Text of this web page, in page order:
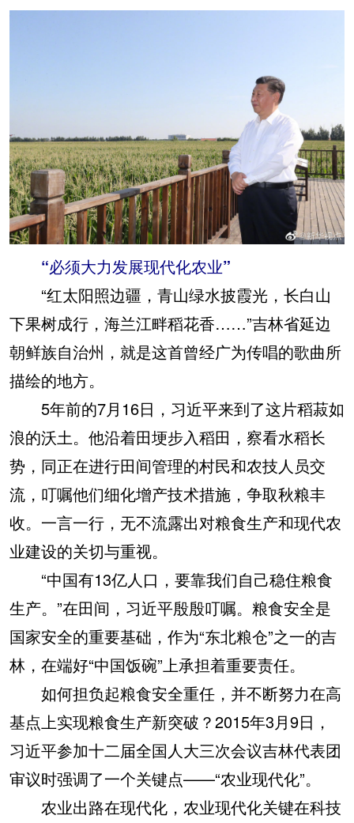
“必须大力发展现代化农业”
“红太阳照边疆，青山绿水披霞光，长白山
下果树成行，海兰江畔稻花香……”吉林省延边
朝鲜族自治州，就是这首曾经广为传唱的歌曲所
描绘的地方。
5年前的7月16日，习近平来到了这片稻菽如
浪的沃土。他沿着田埂步入稻田，察看水稻长
势，同正在进行田间管理的村民和农技人员交
流，叮嘱他们细化增产技术措施，争取秋粮丰
收。一言一行，无不流露出对粮食生产和现代农
业建设的关切与重视。
“中国有13亿人口，要靠我们自己稳住粮食
生产。”在田间，习近平殷殷叮嘱。粮食安全是
国家安全的重要基础，作为“东北粮仓”之一的吉
林，在端好“中国饭碗”上承担着重要责任。
如何担负起粮食安全重任，并不断努力在高
基点上实现粮食生产新突破？2015年3月9日，
习近平参加十二届全国人大三次会议吉林代表团
审议时强调了一个关键点——“农业现代化”。
农业出路在现代化，农业现代化关键在科技